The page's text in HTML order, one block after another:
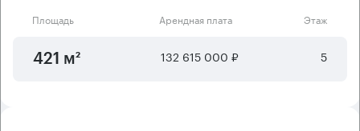
Площадь Арендная плата Этаж
421 м² 132 615 000 ₽ 5